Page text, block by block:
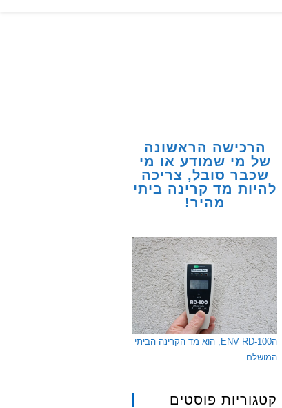
הרכישה הראשונה
של מי שמודע או מי
שכבר סובל, צריכה
להיות מד קרינה ביתי
מהיר!
הENV RD-100, הוא מד הקרינה הביתי
המושלם
קטגוריות פוסטים